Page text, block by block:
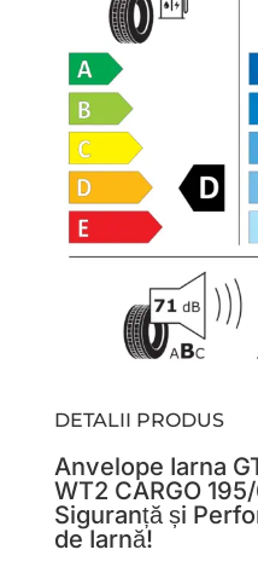
DETALII PRODUS
Anvelope Iarna
WT2 CARGO
Siguranță și
de Iarnă!